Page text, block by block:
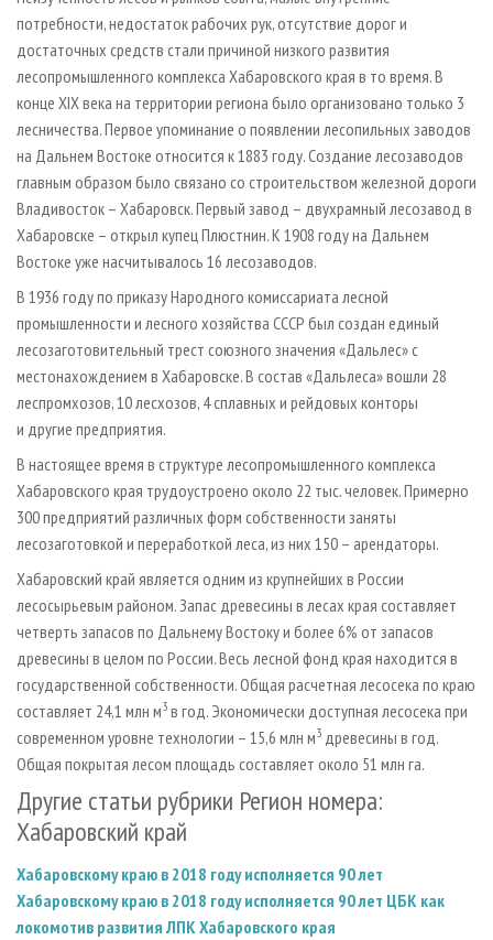
потребности, недостаток рабочих рук, отсутствие дорог и
достаточных средств стали причиной низкого развития
лесопромышленного комплекса Хабаровского края в то время. В
конце XIX века на территории региона было организовано только 3
лесничества. Первое упоминание о появлении лесопильных заводов
на Дальнем Востоке относится к 1883 году. Создание лесозаводов
главным образом было связано со строительством железной дороги
Владивосток – Хабаровск. Первый завод – двухрамный лесозавод в
Хабаровске – открыл купец Плюстнин. К 1908 году на Дальнем
Востоке уже насчитывалось 16 лесозаводов.
В 1936 году по приказу Народного комиссариата лесной
промышленности и лесного хозяйства СССР был создан единый
лесозаготовительный трест союзного значения «Дальлес» с
местонахождением в Хабаровске. В состав «Дальлеса» вошли 28
леспромхозов, 10 лесхозов, 4 сплавных и рейдовых конторы
и другие предприятия.
В настоящее время в структуре лесопромышленного комплекса
Хабаровского края трудоустроено около 22 тыс. человек. Примерно
300 предприятий различных форм собственности заняты
лесозаготовкой и переработкой леса, из них 150 – арендаторы.
Хабаровский край является одним из крупнейших в России
лесосырьевым районом. Запас древесины в лесах края составляет
четверть запасов по Дальнему Востоку и более 6% от запасов
древесины в целом по России. Весь лесной фонд края находится в
государственной собственности. Общая расчетная лесосека по краю
составляет 24,1 млн м3 в год. Экономически доступная лесосека при
современном уровне технологии – 15,6 млн м3 древесины в год.
Общая покрытая лесом площадь составляет около 51 млн га.
Другие статьи рубрики Регион номера:
Хабаровский край
Хабаровскому краю в 2018 году исполняется 90 лет
Хабаровскому краю в 2018 году исполняется 90 лет ЦБК как
локомотив развития ЛПК Хабаровского края